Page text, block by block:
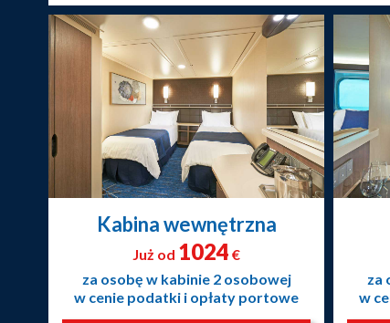
Kabina wewnętrzna
Już od 1024 €
za osobę w kabinie 2 osobowej
w cenie podatki i opłaty portowe
za
w